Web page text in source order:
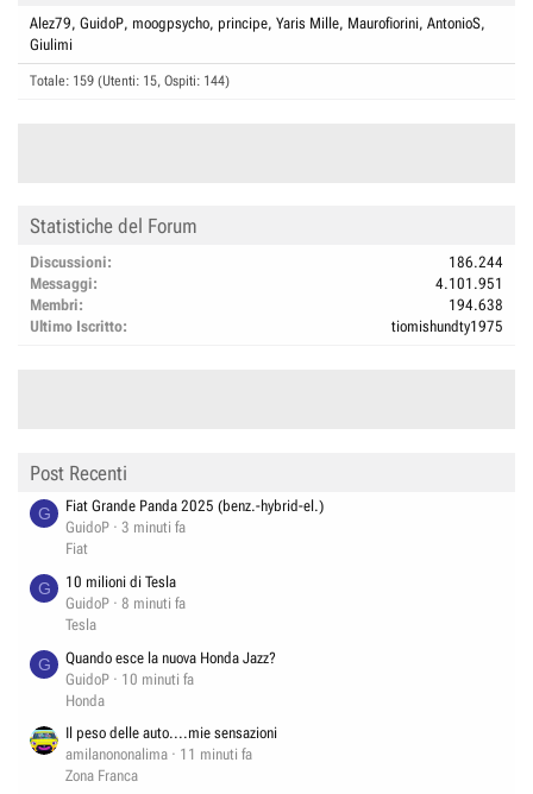
Alez79 GuidoP moogpsycho principe Yaris Mille Maurofiorini AntonioS
Giulimi
Totale: 159 (Utenti: 15, Ospiti: 144)
Statistiche del Forum
Discussioni
186.244
Messaggi
4.101.951
Membri
194.638
Ultimo Iscritto
tiomishundty1975
Post Recenti
G
Fiat Grande Panda 2025 (benz.-hybrid-el.)
GuidoP
3 minuti fa
Fiat
G
10 milioni di Tesla
GuidoP
8 minuti fa
Tesla
G
Quando esce la nuova Honda Jazz?
GuidoP
10 minuti fa
Honda
Il peso delle auto....mie sensazioni
amilanononalima
11 minuti fa
Zona Franca